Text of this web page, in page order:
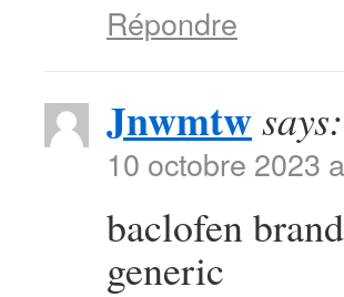
Répondre
Jnwmtwsays:
10 octobre 2023
baclofen brand
generic